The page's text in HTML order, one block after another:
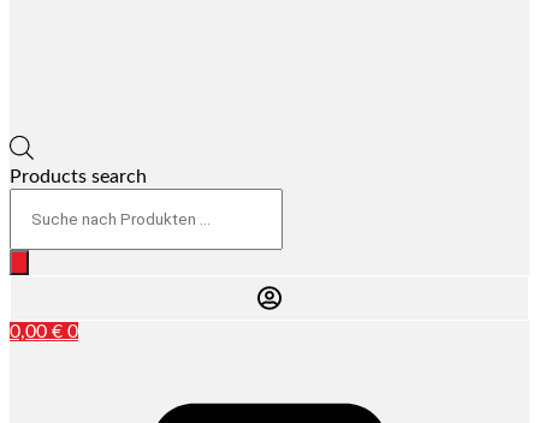
Products search
0,00 € 0